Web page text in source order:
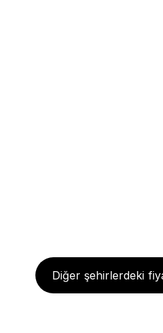
Diğer şehirlerdeki